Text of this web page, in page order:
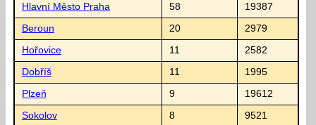
Hlavní Město Praha 58 19387
Beroun 20 2979
Hořovice 11 2582
Dobříš 11 1995
Plzeň 9 19612
Sokolov 8 9521